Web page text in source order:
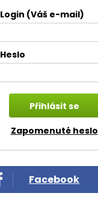
Login (Váš e-mail)
Heslo
Zapomenuté heslo
Facebook